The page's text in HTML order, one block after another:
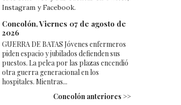
Instagram y Facebook.
Concolón, Viernes 07 de agosto de
2026
GUERRA DE BATAS Jóvenes enfermeros
piden espacio y jubilados defienden sus
puestos. La pelea por las plazas encendió
otra guerra generacional en los
hospitales. Mientras...
Concolón anteriores >>